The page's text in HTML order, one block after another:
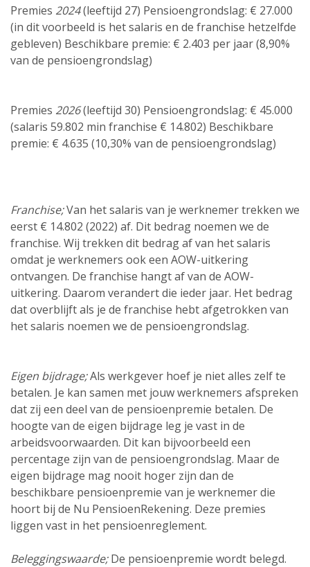
Premies 2024(leeftijd 27) Pensioengrondslag: € 27.000
(in dit voorbeeld is het salaris en de franchise hetzelfde
gebleven) Beschikbare premie: € 2.403 per jaar (8,90%
van de pensioengrondslag)
Premies 2026(leeftijd 30) Pensioengrondslag: € 45.000
(salaris 59.802 min franchise € 14.802) Beschikbare
premie: € 4.635 (10,30% van de pensioengrondslag)
Franchise;Van het salaris van je werknemer trekken we
eerst € 14.802 (2022) af. Dit bedrag noemen we de
franchise. Wij trekken dit bedrag af van het salaris
omdat je werknemers ook een AOW-uitkering
ontvangen. De franchise hangt af van de AOW-
uitkering. Daarom verandert die ieder jaar. Het bedrag
dat overblijft als je de franchise hebt afgetrokken van
het salaris noemen we de pensioengrondslag.
Eigen bijdrage;Als werkgever hoef je niet alles zelf te
betalen. Je kan samen met jouw werknemers afspreken
dat zij een deel van de pensioenpremie betalen. De
hoogte van de eigen bijdrage leg je vast in de
arbeidsvoorwaarden. Dit kan bijvoorbeeld een
percentage zijn van de pensioengrondslag. Maar de
eigen bijdrage mag nooit hoger zijn dan de
beschikbare pensioenpremie van je werknemer die
hoort bij de Nu PensioenRekening. Deze premies
liggen vast in het pensioenreglement.
Beleggings­waarde;De pensioenpremie wordt belegd.